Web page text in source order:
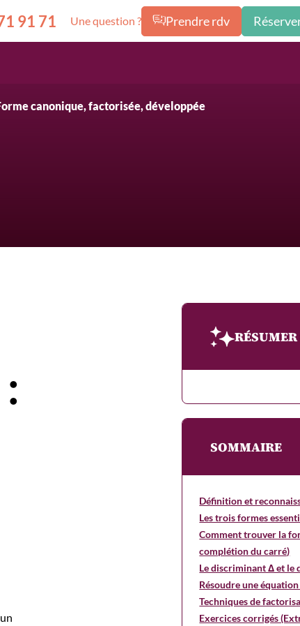
91 71 Une question ? Prendre rdv
canonique, factorisée, développée
SOMMAIRE
Définition et
Les trois formes
Comment trouver la
complétion du carré)
Le discriminant Δ et
Résoudre une
Techniques de
Exercices corrigés